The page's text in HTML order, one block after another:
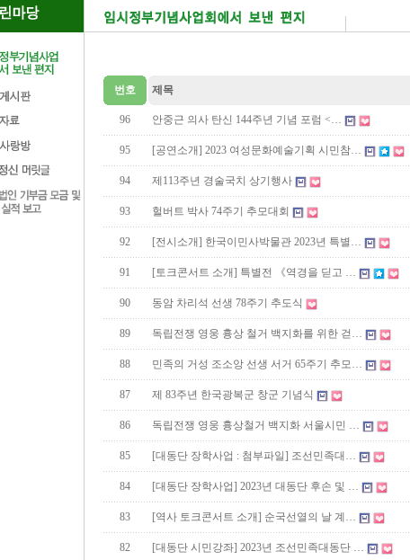
번호 제목
96 안중근 의사 탄신 144주년 기념 포럼 <…
95 [공연소개] 2023 여성문화예술기획 시민참…
94 제113주년 경술국치 상기행사
93 헐버트 박사 74주기 추모대회
92 [전시소개] 한국이민사박물관 2023년 특별…
91 [토크콘서트 소개] 특별전 《역경을 딛고 …
90 동암 차리석 선생 78주기 추도식
89 독립전쟁 영웅 흉상 철거 백지화를 위한 걷…
88 민족의 거성 조소앙 선생 서거 65주기 추모…
87 제 83주년 한국광복군 창군 기념식
86 독립전쟁 영웅 흉상철거 백지화 서울시민 …
85 [대동단 장학사업 : 첨부파일] 조선민족대…
84 [대동단 장학사업] 2023년 대동단 후손 및 …
83 [역사 토크콘서트 소개] 순국선열의 날 계…
82 [대동단 시민강좌] 2023년 조선민족대동단 …